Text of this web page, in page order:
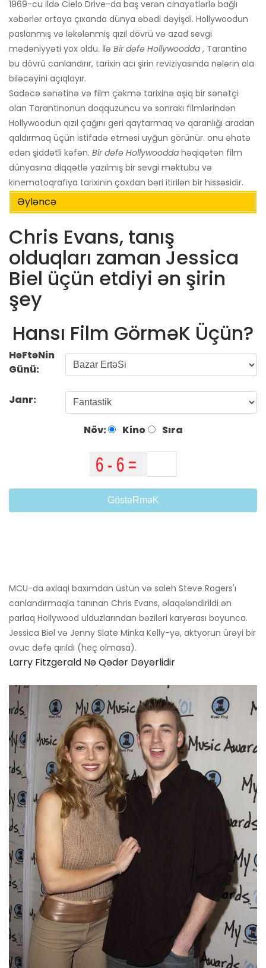
1969-cu ildə Cielo Drive-da baş verən cinayətlərlə bağlı
xəbərlər ortaya çıxanda dünya əbədi dəyişdi. Hollywoodun
paslanmış və ləkələnmiş qızıl dövrü və azad sevgi
mədəniyyəti yox oldu. İlə Bir dəfə Hollywoodda , Tarantino
bu dövrü canlandırır, tarixin acı şirin reviziyasında nələrin ola
biləcəyini açıqlayır.
Sadəcə sənətinə və film çəkmə tarixinə aşiq bir sənətçi
olan Tarantinonun doqquzuncu və sonrakı filmlərindən
Hollywoodun qızıl çağını geri qaytarmaq və qaranlığı aradan
qaldırmaq üçün istifadə etməsi uyğun görünür. onu əhatə
edən şiddətli kəfən. Bir dəfə Hollywoodda həqiqətən film
dünyasına diqqətlə yazılmış bir sevgi məktubu və
kinematoqrafiya tarixinin çoxdan bəri itirilən bir hissəsidir.
Əyləncə
Chris Evans, tanış
olduqları zaman Jessica
Biel üçün etdiyi ən şirin
şey
Hansı Film GörməK Üçün?
HəFtəNin
Günü:
Janr:
Növ: Kino Sıra
GöstəRməK
MCU-da əxlaqi baxımdan üstün və saleh Steve Rogers'ı
canlandırmaqla tanınan Chris Evans, əlaqələndirildi ən
parlaq Hollywood ulduzlarından bəziləri karyerası boyunca.
Jessica Biel və Jenny Slate Minka Kelly-yə, aktyorun ürəyi bir
ovuc dəfə qırıldı (heç olmasa).
Larry Fitzgerald Nə Qədər Dəyərlidir